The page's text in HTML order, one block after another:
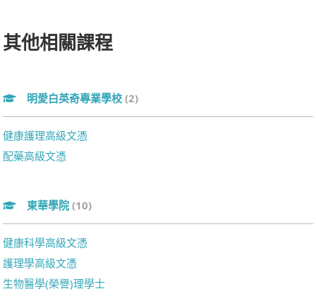
其他相關課程
明愛白英奇專業學校 (2)
健康護理高級文憑
配藥高級文憑
東華學院 (10)
健康科學高級文憑
護理學高級文憑
生物醫學(榮譽)理學士